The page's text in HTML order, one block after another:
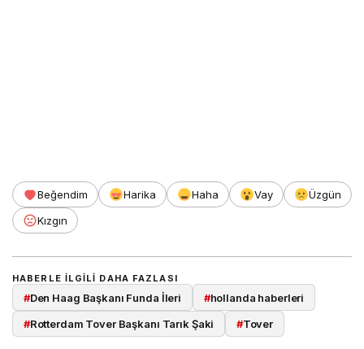
Beğendim Harika Haha Vay
Üzgün
Kızgın
HABERLE ILGILI DAHA FAZLASI
#Den Haag Başkanı Funda İleri #hollanda haberleri
#Rotterdam Tover Başkanı Tarık Şaki #Tover